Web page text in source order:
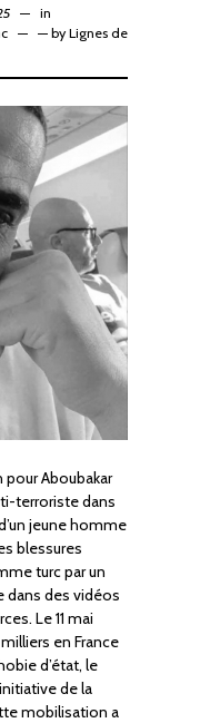
in
—by Lignes de
Aboubakar
terroriste dans
jeune homme
blessures
turc par un
dans des vidéos
Le 11 mai
en France
d’état, le
de la
mobilisation a